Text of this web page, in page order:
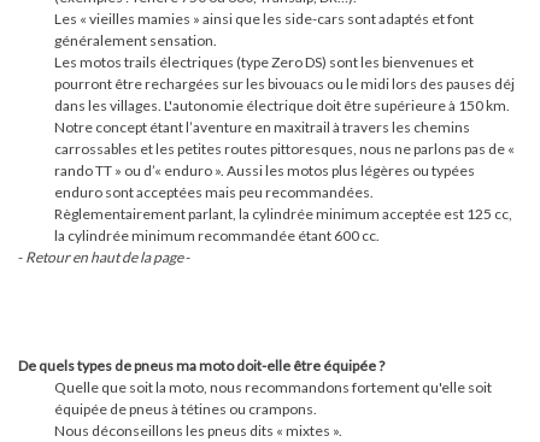
Les « vieilles mamies » ainsi que les side-cars sont adaptés et font
généralement sensation.
Les motos trails électriques (type Zero DS) sont les bienvenues et
pourront être rechargées sur les bivouacs ou le midi lors des pauses déj
dans les villages. L'autonomie électrique doit être supérieure à 150 km.
Notre concept étant l’aventure en maxitrail à travers les chemins
carrossables et les petites routes pittoresques, nous ne parlons pas de «
rando TT » ou d’« enduro ». Aussi les motos plus légères ou typées
enduro sont acceptées mais peu recommandées.
Règlementairement parlant, la cylindrée minimum acceptée est 125 cc,
la cylindrée minimum recommandée étant 600 cc.
- Retour en haut de la page-
De quels types de pneus ma moto doit-elle être équipée ?
Quelle que soit la moto, nous recommandons fortement qu'elle soit
équipée de pneus à tétines ou crampons.
Nous déconseillons les pneus dits « mixtes ».